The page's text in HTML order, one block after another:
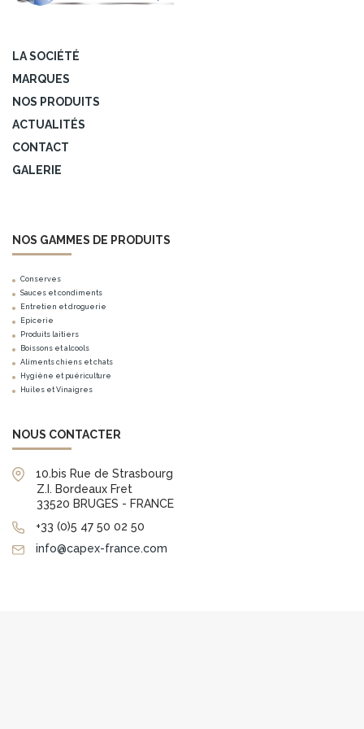
LA SOCIÉTÉ
MARQUES
NOS PRODUITS
ACTUALITÉS
CONTACT
GALERIE
NOS GAMMES DE PRODUITS
Conserves
Sauces et condiments
Entretien et droguerie
Epicerie
Produits laitiers
Boissons et alcools
Aliments chiens et chats
Hygiène et puériculture
Huiles et Vinaigres
NOUS CONTACTER
10.bis Rue de Strasbourg
Z.I. Bordeaux Fret
33520 BRUGES - FRANCE
+33 (0)5 47 50 02 50
info@capex-france.com